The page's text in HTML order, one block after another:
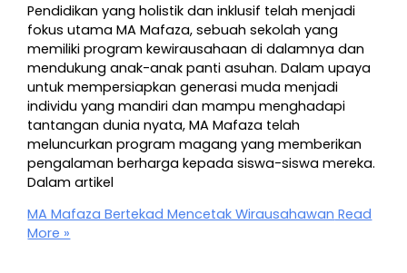
Pendidikan yang holistik dan inklusif telah menjadi
fokus utama MA Mafaza, sebuah sekolah yang
memiliki program kewirausahaan di dalamnya dan
mendukung anak-anak panti asuhan. Dalam upaya
untuk mempersiapkan generasi muda menjadi
individu yang mandiri dan mampu menghadapi
tantangan dunia nyata, MA Mafaza telah
meluncurkan program magang yang memberikan
pengalaman berharga kepada siswa-siswa mereka.
Dalam artikel
MA Mafaza Bertekad Mencetak Wirausahawan Read
More »